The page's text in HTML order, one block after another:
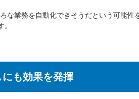
な業務を自動化できそうだという可能
も効果を発揮